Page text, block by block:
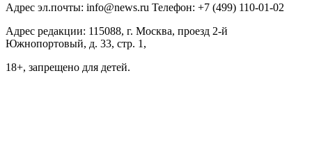
Адрес эл.почты: info@news.ru Телефон: +7 (499) 110-01-02
Адрес редакции: 115088, г. Москва, проезд 2-й
Южнопортовый, д. 33, стр. 1,
18+, запрещено для детей.